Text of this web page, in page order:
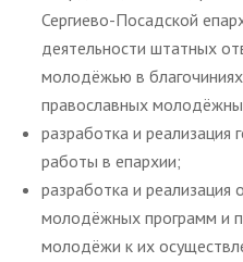
Сергиево-Посадской
деятельности штатных
молодёжью в
православных
разработка и
работы в епархии;
разработка и
молодёжных программ и
молодёжи к их